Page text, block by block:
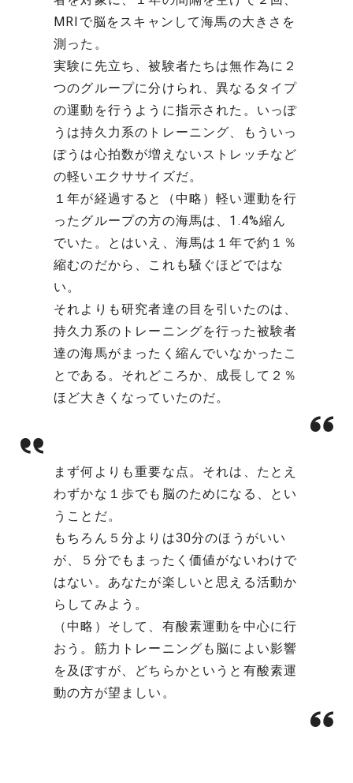
MRIで脳をスキャンして海馬の大きさを
測った。
実験に先立ち、被験者たちは無作為に２
つのグループに分けられ、異なるタイプ
の運動を行うように指示された。いっぽ
うは持久力系のトレーニング、もういっ
ぽうは心拍数が増えないストレッチなど
の軽いエクササイズだ。
１年が経過すると（中略）軽い運動を行
ったグループの方の海馬は、1.4%縮ん
でいた。とはいえ、海馬は１年で約１％
縮むのだから、これも騒ぐほどではな
い。
それよりも研究者達の目を引いたのは、
持久力系のトレーニングを行った被験者
達の海馬がまったく縮んでいなかったこ
とである。それどころか、成長して２％
ほど大きくなっていたのだ。
まず何よりも重要な点。それは、たとえ
わずかな１歩でも脳のためになる、とい
うことだ。
もちろん５分よりは30分のほうがいい
が、５分でもまったく価値がないわけで
はない。あなたが楽しいと思える活動か
らしてみよう。
（中略）そして、有酸素運動を中心に行
おう。筋力トレーニングも脳によい影響
を及ぼすが、どちらかというと有酸素運
動の方が望ましい。